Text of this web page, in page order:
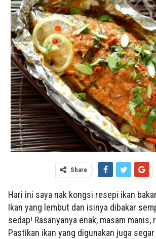
Share
Hari ini saya nak kongsi resepi ikan
Ikan yang lembut dan isinya dibakar
sedap! Rasanyanya enak, masam manis,
Pastikan ikan yang digunakan juga